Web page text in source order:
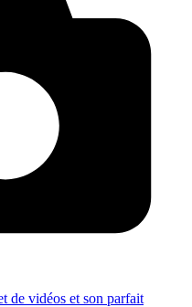
de vidéos et son parfait